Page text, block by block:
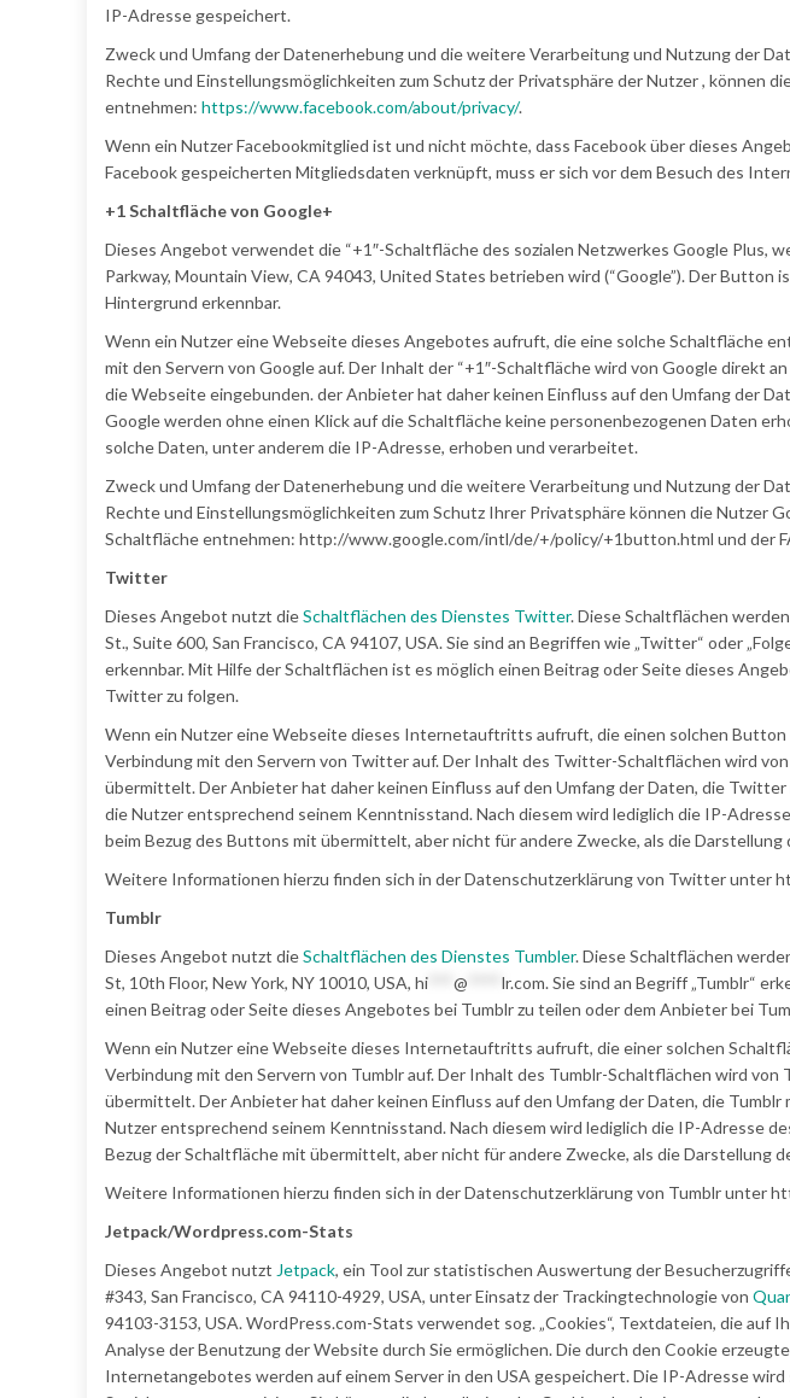
IP-Adresse gespeichert.
Zweck und Umfang der Datenerhebung und die weitere Verarbeitung und Nutzung der
Rechte und Einstellungsmöglichkeiten zum Schutz der Privatsphäre der Nutzer , können
entnehmen: https://www.facebook.com/about/privacy/.
Wenn ein Nutzer Facebookmitglied ist und nicht möchte, dass Facebook über dieses
Facebook gespeicherten Mitgliedsdaten verknüpft, muss er sich vor dem Besuch des
+1 Schaltfläche von Google+
Dieses Angebot verwendet die “+1″-Schaltfläche des sozialen Netzwerkes Google Plus,
Parkway, Mountain View, CA 94043, United States betrieben wird (“Google”). Der Button
Hintergrund erkennbar.
Wenn ein Nutzer eine Webseite dieses Angebotes aufruft, die eine solche Schaltfläche
mit den Servern von Google auf. Der Inhalt der “+1″-Schaltfläche wird von Google direkt
die Webseite eingebunden. der Anbieter hat daher keinen Einfluss auf den Umfang der
Google werden ohne einen Klick auf die Schaltfläche keine personenbezogenen Daten
solche Daten, unter anderem die IP-Adresse, erhoben und verarbeitet.
Zweck und Umfang der Datenerhebung und die weitere Verarbeitung und Nutzung der
Rechte und Einstellungsmöglichkeiten zum Schutz Ihrer Privatsphäre können die Nutzer
Schaltfläche entnehmen: http://www.google.com/intl/de/+/policy/+1button.html und
Twitter
Dieses Angebot nutzt dieSchaltflächen des Dienstes Twitter. Diese Schaltflächen
St., Suite 600, San Francisco, CA 94107, USA. Sie sind an Begriffen wie „Twitter“ oder
erkennbar. Mit Hilfe der Schaltflächen ist es möglich einen Beitrag oder Seite dieses
Twitter zu folgen.
Wenn ein Nutzer eine Webseite dieses Internetauftritts aufruft, die einen solchen
Verbindung mit den Servern von Twitter auf. Der Inhalt des Twitter-Schaltflächen wird
übermittelt. Der Anbieter hat daher keinen Einfluss auf den Umfang der Daten, die
die Nutzer entsprechend seinem Kenntnisstand. Nach diesem wird lediglich die IP-
beim Bezug des Buttons mit übermittelt, aber nicht für andere Zwecke, als die
Weitere Informationen hierzu finden sich in der Datenschutzerklärung von Twitter unter
Tumblr
Dieses Angebot nutzt dieSchaltflächen des Dienstes Tumbler. Diese Schaltflächen
St, 10th Floor, New York, NY 10010, USA, hi @ lr.com. Sie sind an Begriff „Tumblr“
einen Beitrag oder Seite dieses Angebotes bei Tumblr zu teilen oder dem Anbieter bei
Wenn ein Nutzer eine Webseite dieses Internetauftritts aufruft, die einer solchen
Verbindung mit den Servern von Tumblr auf. Der Inhalt des Tumblr-Schaltflächen wird von
übermittelt. Der Anbieter hat daher keinen Einfluss auf den Umfang der Daten, die
Nutzer entsprechend seinem Kenntnisstand. Nach diesem wird lediglich die IP-Adresse
Bezug der Schaltfläche mit übermittelt, aber nicht für andere Zwecke, als die Darstellung
Weitere Informationen hierzu finden sich in der Datenschutzerklärung von Tumblr unter
Jetpack/Wordpress.com-Stats
Dieses Angebot nutzt Jetpack, ein Tool zur statistischen Auswertung der
#343, San Francisco, CA 94110-4929, USA, unter Einsatz der Trackingtechnologie von
94103-3153, USA. WordPress.com-Stats verwendet sog. „Cookies“, Textdateien, die auf
Analyse der Benutzung der Website durch Sie ermöglichen. Die durch den Cookie
Internetangebotes werden auf einem Server in den USA gespeichert. Die IP-Adresse